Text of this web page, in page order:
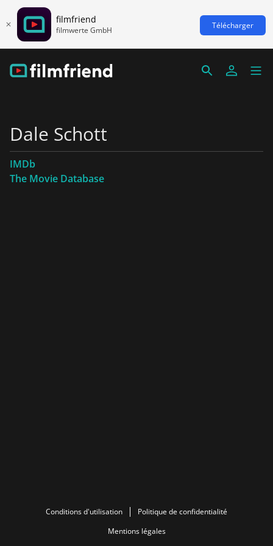
filmfriend
filmwerte GmbH Télécharger
Dale Schott
IMDb
The Movie Database
Conditions d'utilisation
Politique de confidentialité
Mentions légales